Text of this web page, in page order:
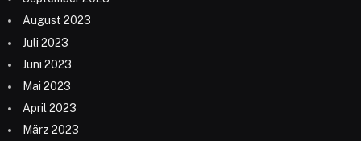
August 2023
Juli 2023
Juni 2023
Mai 2023
April 2023
März 2023